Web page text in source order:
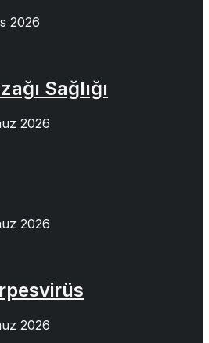
2026
Sağlığı
2026
2026
2026